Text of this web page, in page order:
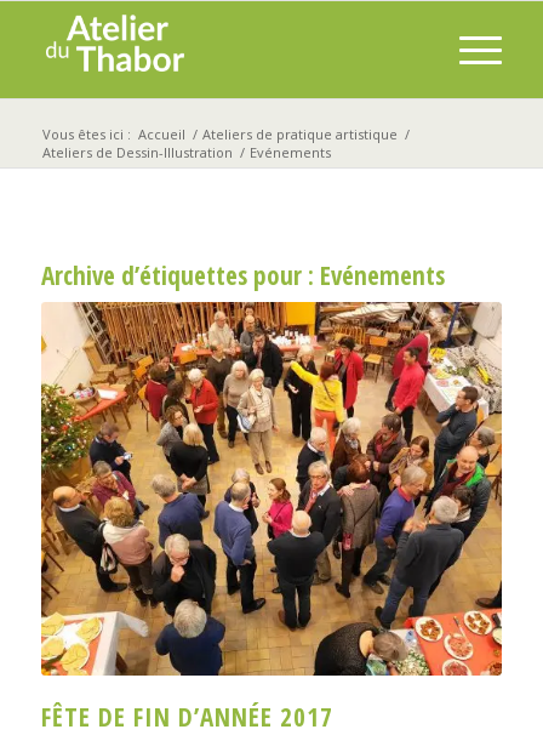
Vous êtes ici : Accueil / Ateliers de pratique artistique /
Ateliers de Dessin-Illustration / Evénements
Archive d’étiquettes pour : Evénements
FÊTE DE FIN D’ANNÉE 2017